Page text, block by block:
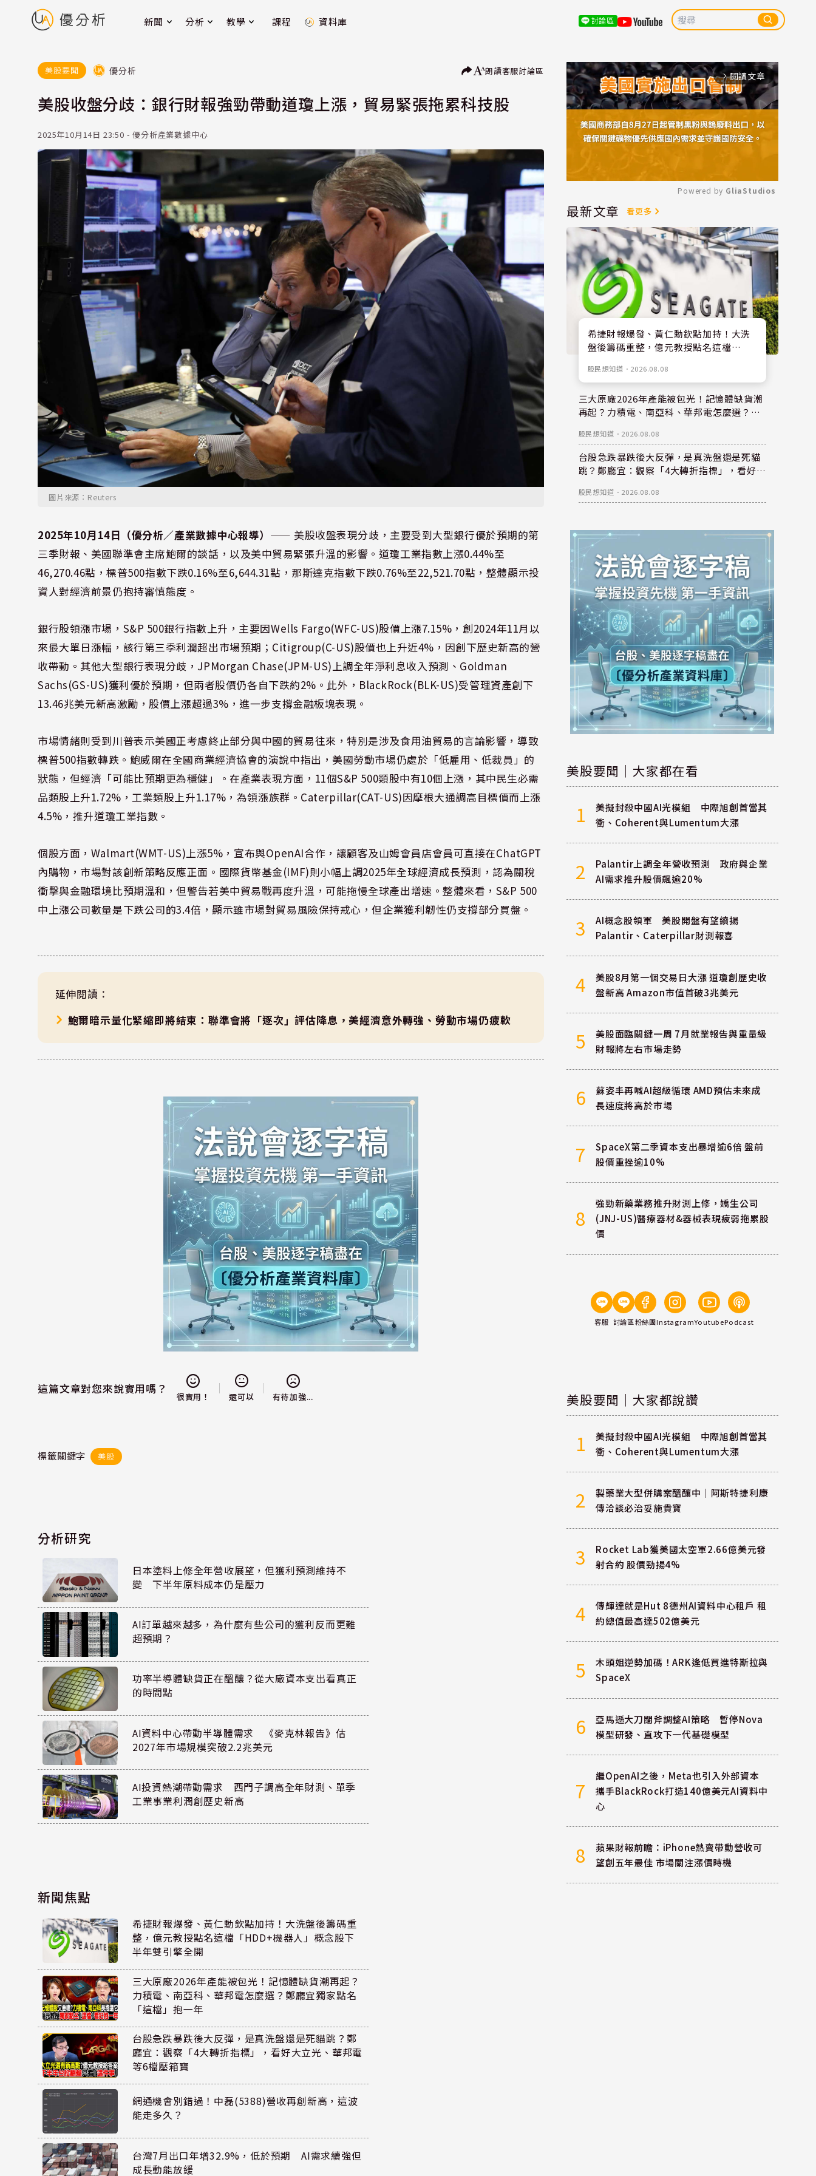
新聞 分析 教學 課程 資料庫 討論區
美股要聞 優分析 朗讀客服討論區
美股收盤分歧：銀行財報強勁帶動道瓊上漲，貿易緊張拖累科技股
2025年10月14日 23:50 - 優分析產業數據中心
圖片來源：Reuters
2025年10月14日（優分析／產業數據中心報導） ⸺ 美股收盤表現分歧，主要受到大型銀行優於預期的第
三季財報、美國聯準會主席鮑爾的談話，以及美中貿易緊張升溫的影響。道瓊工業指數上漲0.44%至
46,270.46點，標普500指數下跌0.16%至6,644.31點，那斯達克指數下跌0.76%至22,521.70點，整體顯示投
資人對經濟前景仍抱持審慎態度。
銀行股領漲市場，S&P 500銀行指數上升，主要因Wells Fargo(WFC-US)股價上漲7.15%，創2024年11月以
來最大單日漲幅，該行第三季利潤超出市場預期；Citigroup(C-US)股價也上升近4%，因創下歷史新高的營
收帶動。其他大型銀行表現分歧，JPMorgan Chase(JPM-US)上調全年淨利息收入預測、Goldman
Sachs(GS-US)獲利優於預期，但兩者股價仍各自下跌約2%。此外，BlackRock(BLK-US)受管理資產創下
13.46兆美元新高激勵，股價上漲超過3%，進一步支撐金融板塊表現。
市場情緒則受到川普表示美國正考慮終止部分與中國的貿易往來，特別是涉及食用油貿易的言論影響，導致
標普500指數轉跌。鮑威爾在全國商業經濟協會的演說中指出，美國勞動市場仍處於「低雇用、低裁員」的
狀態，但經濟「可能比預期更為穩健」。在產業表現方面，11個S&P 500類股中有10個上漲，其中民生必需
品類股上升1.72%，工業類股上升1.17%，為領漲族群。Caterpillar(CAT-US)因摩根大通調高目標價而上漲
4.5%，推升道瓊工業指數。
個股方面，Walmart(WMT-US)上漲5%，宣布與OpenAI合作，讓顧客及山姆會員店會員可直接在ChatGPT
內購物，市場對該創新策略反應正面。國際貨幣基金(IMF)則小幅上調2025年全球經濟成長預測，認為關稅
衝擊與金融環境比預期溫和，但警告若美中貿易戰再度升溫，可能拖慢全球產出增速。整體來看，S&P 500
中上漲公司數量是下跌公司的3.4倍，顯示雖市場對貿易風險保持戒心，但企業獲利韌性仍支撐部分買盤。
延伸閱讀：
鮑爾暗示量化緊縮即將結束：聯準會將「逐次」評估降息，美經濟意外轉強、勞動市場仍疲軟
這篇文章對您來說實用嗎？
很實用！ 還可以 有待加強...
標籤關鍵字 美股
分析研究
日本塗料上修全年營收展望，但獲利預測維持不
變 下半年原料成本仍是壓力
AI訂單越來越多，為什麼有些公司的獲利反而更難
超預期？
功率半導體缺貨正在醞釀？從大廠資本支出看真正
的時間點
AI資料中心帶動半導體需求 《麥克林報告》估
2027年市場規模突破2.2兆美元
AI投資熱潮帶動需求 西門子調高全年財測、單季
工業事業利潤創歷史新高
新聞焦點
希捷財報爆發、黃仁勳欽點加持！大洗盤後籌碼重
整，億元教授點名這檔「HDD+機器人」概念股下
半年雙引擎全開
三大原廠2026年產能被包光！記憶體缺貨潮再起？
力積電、南亞科、華邦電怎麼選？鄭廳宜獨家點名
「這檔」抱一年
台股急跌暴跌後大反彈，是真洗盤還是死貓跳？鄭
廳宜：觀察「4大轉折指標」，看好大立光、華邦電
等6檔壓箱寶
網通機會別錯過！中磊(5388)營收再創新高，這波
能走多久？
台灣7月出口年增32.9%，低於預期 AI需求續強但
成長動能放緩
arrow_forward_ios 閱讀文章
Mute
Powered by GliaStudios
最新文章 看更多
希捷財報爆發、黃仁勳欽點加持！大洗
盤後籌碼重整，億元教授點名這檔
全開
股民想知道 ． 2026.08.08
三大原廠2026年產能被包光！記憶體缺貨潮
再起？力積電、南亞科、華邦電怎麼選？鄭
股民想知道 ． 2026.08.08
台股急跌暴跌後大反彈，是真洗盤還是死貓
跳？鄭廳宜：觀察「4大轉折指標」，看好大
股民想知道 ． 2026.08.08
美股要聞｜大家都在看
1
美擬封殺中國AI光模組 中際旭創首當其
衝、Coherent與Lumentum大漲
2
Palantir上調全年營收預測 政府與企業
AI需求推升股價飆逾20%
3
AI概念股領軍 美股開盤有望續揚
Palantir、Caterpillar財測報喜
4
美股8月第一個交易日大漲 道瓊創歷史收
盤新高 Amazon市值首破3兆美元
5
美股面臨關鍵一周 7月就業報告與重量級
財報將左右市場走勢
6
蘇姿丰再喊AI超級循環 AMD預估未來成
長速度將高於市場
7
SpaceX第二季資本支出暴增逾6倍 盤前
股價重挫逾10%
8
強勁新藥業務推升財測上修，嬌生公司
(JNJ-US)醫療器材&器械表現疲弱拖累股
價
客服 討論區粉絲團InstagramYoutubePodcast
美股要聞｜大家都說讚
1
美擬封殺中國AI光模組 中際旭創首當其
衝、Coherent與Lumentum大漲
2
製藥業大型併購案醞釀中｜阿斯特捷利康
傳洽談必治妥施貴寶
3
Rocket Lab獲美國太空軍2.66億美元發
射合約 股價勁揚4%
4
傳輝達就是Hut 8德州AI資料中心租戶 租
約總值最高達502億美元
5
木頭姐逆勢加碼！ARK逢低買進特斯拉與
SpaceX
6
亞馬遜大刀闊斧調整AI策略 暫停Nova
模型研發、直攻下一代基礎模型
7
繼OpenAI之後，Meta也引入外部資本
攜手BlackRock打造140億美元AI資料中
心
8
蘋果財報前瞻：iPhone熱賣帶動營收可
望創五年最佳 市場關注漲價時機